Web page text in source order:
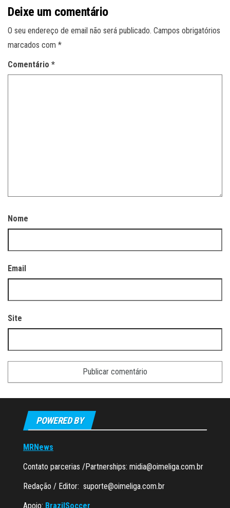
Deixe um comentário
O seu endereço de email não será publicado. Campos obrigatórios
marcados com *
Comentário *
Nome
Email
Site
POWERED BY
MRNews
Contato parcerias /Partnerships: midia@oimeliga.com.br
Redação / Editor: suporte@oimeliga.com.br
Apoio: BrazilSoccer